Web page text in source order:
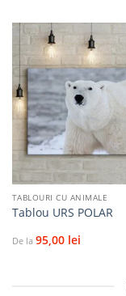
TABLOURI CU ANIMALE
Tablou URS POLAR
De la 95,00 lei